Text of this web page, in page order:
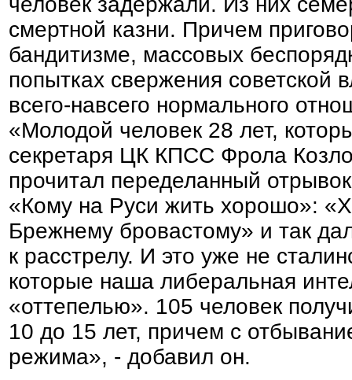
смертной казни. Причем
бандитизме, массовых
попытках свержения советской
всего-навсего нормального
«Молодой человек 28 лет,
секретаря ЦК КПСС Фрола
прочитал переделанный
«Кому на Руси жить хорошо»:
Брежнему бровастому» и так
к расстрелу. И это уже не
которые наша либеральная
«оттепелью». 105 человек
10 до 15 лет, причем с
режима», - добавил он.